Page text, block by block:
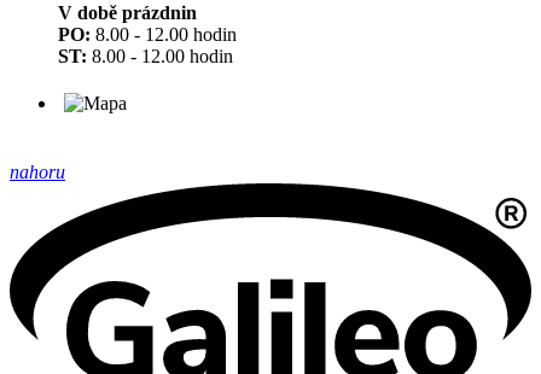
V době prázdnin
PO: 8.00 - 12.00 hodin
ST: 8.00 - 12.00 hodin
nahoru